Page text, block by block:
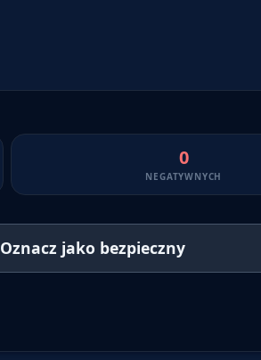
0
NEGATYWNYCH
Oznacz jako bezpieczny